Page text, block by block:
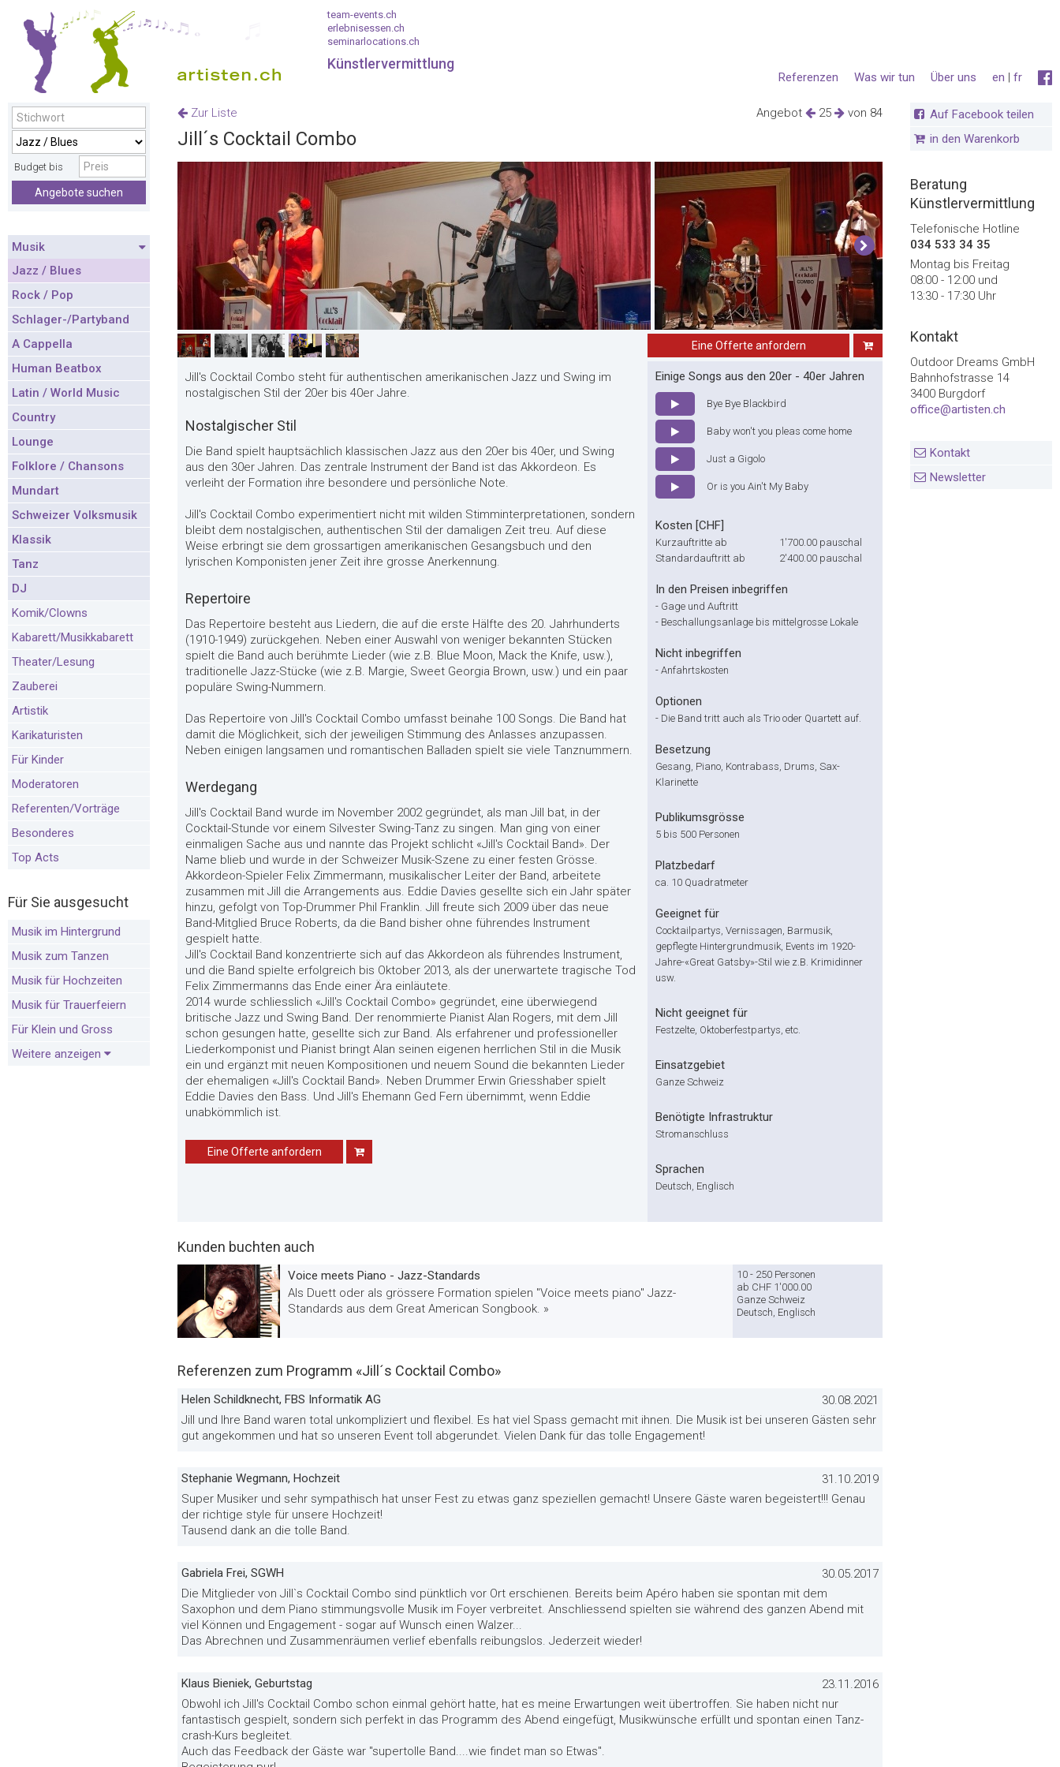
team-events.ch
erlebnisessen.ch
seminarlocations.ch
Künstlervermittlung
en | fr
Über uns
Was wir tun
Referenzen
Budget bis
Angebote suchen
Musik
Jazz / Blues
Rock / Pop
Schlager-/Partyband
A Cappella
Human Beatbox
Latin / World Music
Country
Lounge
Folklore / Chansons
Mundart
Schweizer Volksmusik
Klassik
Tanz
DJ
Komik/Clowns
Kabarett/Musikkabarett
Theater/Lesung
Zauberei
Artistik
Karikaturisten
Für Kinder
Moderatoren
Referenten/Vorträge
Besonderes
Top Acts
Für Sie ausgesucht
Musik im Hintergrund
Musik zum Tanzen
Musik für Hochzeiten
Musik für Trauerfeiern
Für Klein und Gross
Weitere anzeigen
Angebot 25 von 84
Zur Liste
Jill´s Cocktail Combo
Eine Offerte anfordern
Jill's Cocktail Combo steht für authentischen amerikanischen Jazz und Swing im
nostalgischen Stil der 20er bis 40er Jahre.
Nostalgischer Stil
Die Band spielt hauptsächlich klassischen Jazz aus den 20er bis 40er, und Swing
aus den 30er Jahren. Das zentrale Instrument der Band ist das Akkordeon. Es
verleiht der Formation ihre besondere und persönliche Note.
Jill's Cocktail Combo experimentiert nicht mit wilden Stimminterpretationen, sondern
bleibt dem nostalgischen, authentischen Stil der damaligen Zeit treu. Auf diese
Weise erbringt sie dem grossartigen amerikanischen Gesangsbuch und den
lyrischen Komponisten jener Zeit ihre grosse Anerkennung.
Repertoire
Das Repertoire besteht aus Liedern, die auf die erste Hälfte des 20. Jahrhunderts
(1910-1949) zurückgehen. Neben einer Auswahl von weniger bekannten Stücken
spielt die Band auch berühmte Lieder (wie z.B. Blue Moon, Mack the Knife, usw.),
traditionelle Jazz-Stücke (wie z.B. Margie, Sweet Georgia Brown, usw.) und ein paar
populäre Swing-Nummern.
Das Repertoire von Jill's Cocktail Combo umfasst beinahe 100 Songs. Die Band hat
damit die Möglichkeit, sich der jeweiligen Stimmung des Anlasses anzupassen.
Neben einigen langsamen und romantischen Balladen spielt sie viele Tanznummern.
Werdegang
Jill's Cocktail Band wurde im November 2002 gegründet, als man Jill bat, in der
Cocktail-Stunde vor einem Silvester Swing-Tanz zu singen. Man ging von einer
einmaligen Sache aus und nannte das Projekt schlicht «Jill's Cocktail Band». Der
Name blieb und wurde in der Schweizer Musik-Szene zu einer festen Grösse.
Akkordeon-Spieler Felix Zimmermann, musikalischer Leiter der Band, arbeitete
zusammen mit Jill die Arrangements aus. Eddie Davies gesellte sich ein Jahr später
hinzu, gefolgt von Top-Drummer Phil Franklin. Jill freute sich 2009 über das neue
Band-Mitglied Bruce Roberts, da die Band bisher ohne führendes Instrument
gespielt hatte.
Jill's Cocktail Band konzentrierte sich auf das Akkordeon als führendes Instrument,
und die Band spielte erfolgreich bis Oktober 2013, als der unerwartete tragische Tod
Felix Zimmermanns das Ende einer Ära einläutete.
2014 wurde schliesslich «Jill's Cocktail Combo» gegründet, eine überwiegend
britische Jazz und Swing Band. Der renommierte Pianist Alan Rogers, mit dem Jill
schon gesungen hatte, gesellte sich zur Band. Als erfahrener und professioneller
Liederkomponist und Pianist bringt Alan seinen eigenen herrlichen Stil in die Musik
ein und ergänzt mit neuen Kompositionen und neuem Sound die bekannten Lieder
der ehemaligen «Jill's Cocktail Band». Neben Drummer Erwin Griesshaber spielt
Eddie Davies den Bass. Und Jill's Ehemann Ged Fern übernimmt, wenn Eddie
unabkömmlich ist.
Eine Offerte anfordern
Einige Songs aus den 20er - 40er Jahren
Bye Bye Blackbird
Baby won't you pleas come home
Just a Gigolo
Or is you Ain't My Baby
Kosten [CHF]
Kurzauftritte ab 1'700.00 pauschal
Standardauftritt ab
2'400.00 pauschal
In den Preisen inbegriffen
- Gage und Auftritt
- Beschallungsanlage bis mittelgrosse Lokale
Nicht inbegriffen
- Anfahrtskosten
Optionen
- Die Band tritt auch als Trio oder Quartett auf.
Besetzung
Gesang, Piano, Kontrabass, Drums, Sax-
Klarinette
Publikumsgrösse
5 bis 500 Personen
Platzbedarf
ca. 10 Quadratmeter
Geeignet für
Cocktailpartys, Vernissagen, Barmusik,
gepflegte Hintergrundmusik, Events im 1920-
Jahre-«Great Gatsby»-Stil wie z.B. Krimidinner
usw.
Nicht geeignet für
Festzelte, Oktoberfestpartys, etc.
Einsatzgebiet
Ganze Schweiz
Benötigte Infrastruktur
Stromanschluss
Sprachen
Deutsch, Englisch
Kunden buchten auch
Voice meets Piano - Jazz-Standards
Als Duett oder als grössere Formation spielen "Voice meets piano" Jazz-
Standards aus dem Great American Songbook. »
10 - 250 Personen
ab CHF 1'000.00
Ganze Schweiz
Deutsch, Englisch
Referenzen zum Programm «Jill´s Cocktail Combo»
Helen Schildknecht, FBS Informatik AG
30.08.2021
Jill und Ihre Band waren total unkompliziert und flexibel. Es hat viel Spass gemacht mit ihnen. Die Musik ist bei unseren Gästen sehr
gut angekommen und hat so unseren Event toll abgerundet. Vielen Dank für das tolle Engagement!
Stephanie Wegmann, Hochzeit
31.10.2019
Super Musiker und sehr sympathisch hat unser Fest zu etwas ganz speziellen gemacht! Unsere Gäste waren begeistert!!! Genau
der richtige style für unsere Hochzeit!
Tausend dank an die tolle Band.
Gabriela Frei, SGWH
30.05.2017
Die Mitglieder von Jill`s Cocktail Combo sind pünktlich vor Ort erschienen. Bereits beim Apéro haben sie spontan mit dem
Saxophon und dem Piano stimmungsvolle Musik im Foyer verbreitet. Anschliessend spielten sie während des ganzen Abend mit
viel Können und Engagement - sogar auf Wunsch einen Walzer...
Das Abrechnen und Zusammenräumen verlief ebenfalls reibungslos. Jederzeit wieder!
Klaus Bieniek, Geburtstag
23.11.2016
Obwohl ich Jill's Cocktail Combo schon einmal gehört hatte, hat es meine Erwartungen weit übertroffen. Sie haben nicht nur
fantastisch gespielt, sondern sich perfekt in das Programm des Abend eingefügt, Musikwünsche erfüllt und spontan einen Tanz-
crash-Kurs begleitet.
Auch das Feedback der Gäste war "supertolle Band....wie findet man so Etwas".
Auf Facebook teilen
in den Warenkorb
Beratung
Künstlervermittlung
Telefonische Hotline
034 533 34 35
Montag bis Freitag
08:00 - 12:00 und
13:30 - 17:30 Uhr
Kontakt
Outdoor Dreams GmbH
Bahnhofstrasse 14
3400 Burgdorf
office@artisten.ch
Kontakt
Newsletter